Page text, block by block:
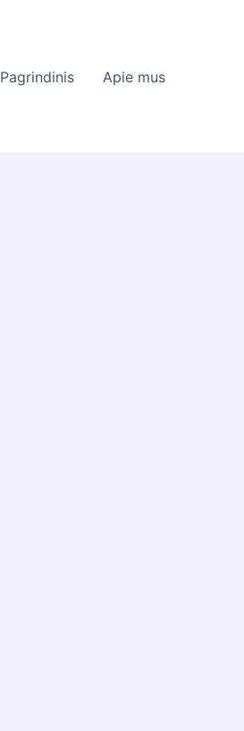
Pagrindinis Apie mus